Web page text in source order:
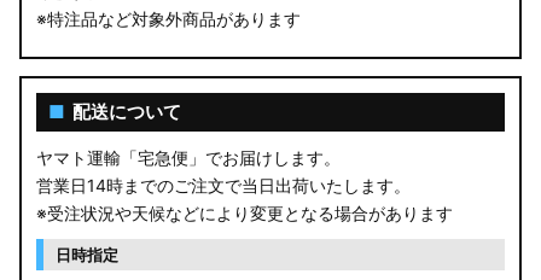
※特注品など対象外商品があります
■ 配送について
ヤマト運輸「宅急便」でお届けします。
営業日14時までのご注文で当日出荷いたします。
※受注状況や天候などにより変更となる場合があります
日時指定